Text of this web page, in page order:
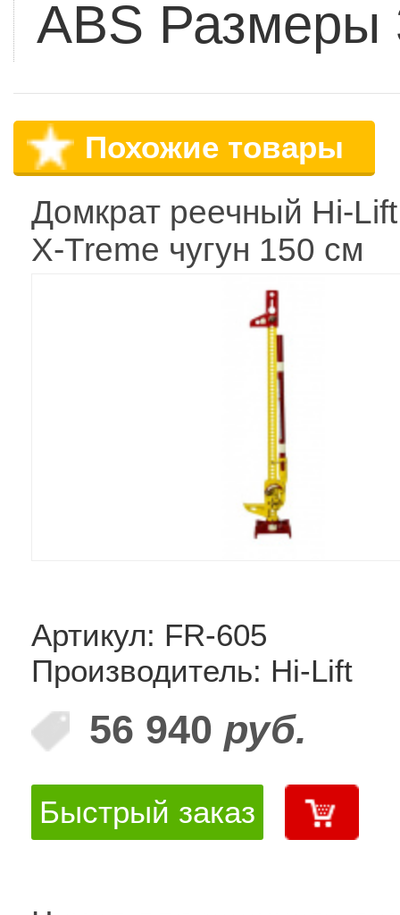
ABS Размеры
Похожие товары
Домкрат реечный Hi-
X-Treme чугун 150 см
Артикул: FR-605
Производитель: Hi-Lift
56 940 руб.
Быстрый заказ